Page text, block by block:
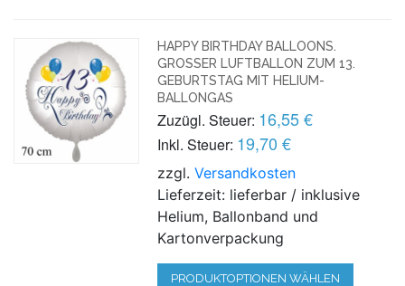
HAPPY BIRTHDAY BALLOONS.
GROSSER LUFTBALLON ZUM 13. G
EBURTSTAG MIT HELIUM-B
ALLONGAS
Zuzügl. Steuer: 16,55 €
Inkl. Steuer: 19,70 €
zzgl.Versandkosten
Lieferzeit: lieferbar / inklusive
Helium, Ballonband und
Kartonverpackung
PRODUKTOPTIONEN WÄHLEN